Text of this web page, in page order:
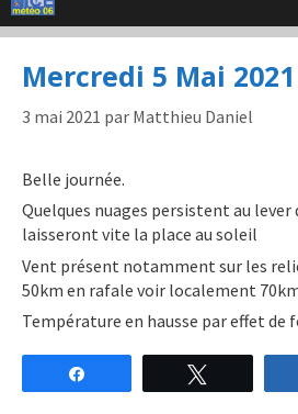
Mercredi 5 Mai 2021
3 mai 2021 par Matthieu Daniel
Belle journée.
Quelques nuages persistent au lever
laisseront vite la place au soleil
Vent présent notamment sur les
50km en rafale voir localement
Température en hausse par effet de